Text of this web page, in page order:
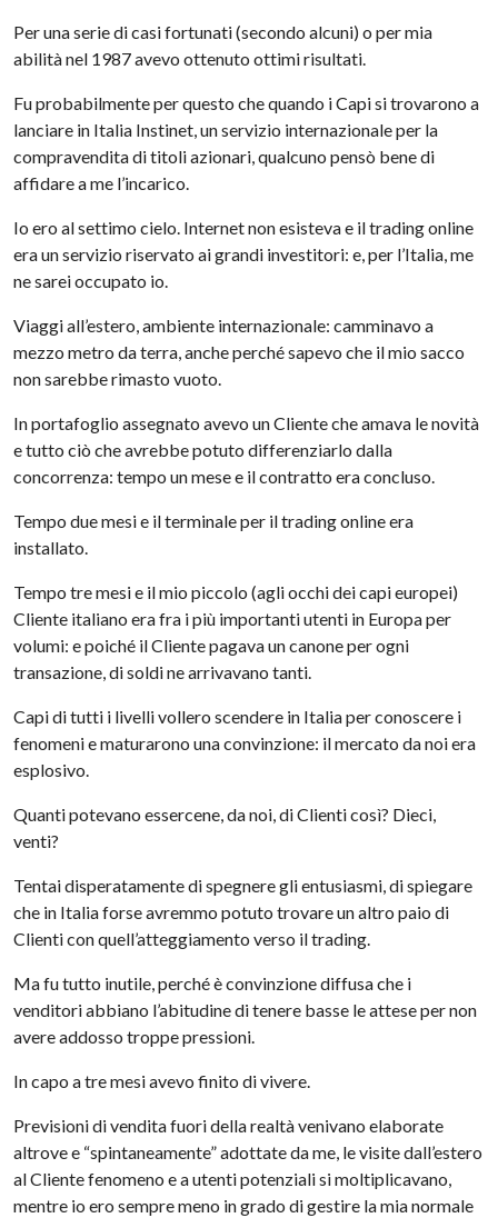
Per una serie di casi fortunati (secondo alcuni) o per mia
abilità nel 1987 avevo ottenuto ottimi risultati.
Fu probabilmente per questo che quando i Capi si trovarono a
lanciare in Italia Instinet, un servizio internazionale per la
compravendita di titoli azionari, qualcuno pensò bene di
affidare a me l’incarico.
Io ero al settimo cielo. Internet non esisteva e il trading online
era un servizio riservato ai grandi investitori: e, per l’Italia, me
ne sarei occupato io.
Viaggi all’estero, ambiente internazionale: camminavo a
mezzo metro da terra, anche perché sapevo che il mio sacco
non sarebbe rimasto vuoto.
In portafoglio assegnato avevo un Cliente che amava le novità
e tutto ciò che avrebbe potuto differenziarlo dalla
concorrenza: tempo un mese e il contratto era concluso.
Tempo due mesi e il terminale per il trading online era
installato.
Tempo tre mesi e il mio piccolo (agli occhi dei capi europei)
Cliente italiano era fra i più importanti utenti in Europa per
volumi: e poiché il Cliente pagava un canone per ogni
transazione, di soldi ne arrivavano tanti.
Capi di tutti i livelli vollero scendere in Italia per conoscere i
fenomeni e maturarono una convinzione: il mercato da noi era
esplosivo.
Quanti potevano essercene, da noi, di Clienti così? Dieci,
venti?
Tentai disperatamente di spegnere gli entusiasmi, di spiegare
che in Italia forse avremmo potuto trovare un altro paio di
Clienti con quell’atteggiamento verso il trading.
Ma fu tutto inutile, perché è convinzione diffusa che i
venditori abbiano l’abitudine di tenere basse le attese per non
avere addosso troppe pressioni.
In capo a tre mesi avevo finito di vivere.
Previsioni di vendita fuori della realtà venivano elaborate
altrove e “spintaneamente” adottate da me, le visite dall’estero
al Cliente fenomeno e a utenti potenziali si moltiplicavano,
mentre io ero sempre meno in grado di gestire la mia normale